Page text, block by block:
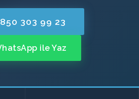
303 99 23
ile Yaz